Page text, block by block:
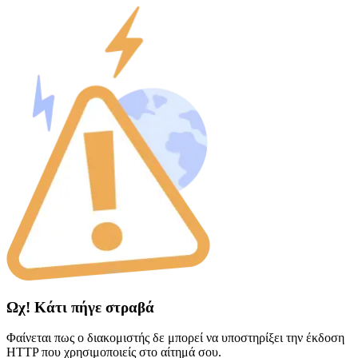
Ωχ! Κάτι πήγε στραβά
Φαίνεται πως ο διακομιστής δε μπορεί να υποστηρίξει την έκδοση
HTTP που χρησιμοποιείς στο αίτημά σου.